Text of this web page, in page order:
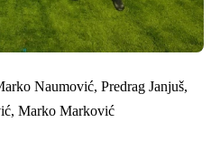
Naumović, Predrag Janjuš,
Marko Marković